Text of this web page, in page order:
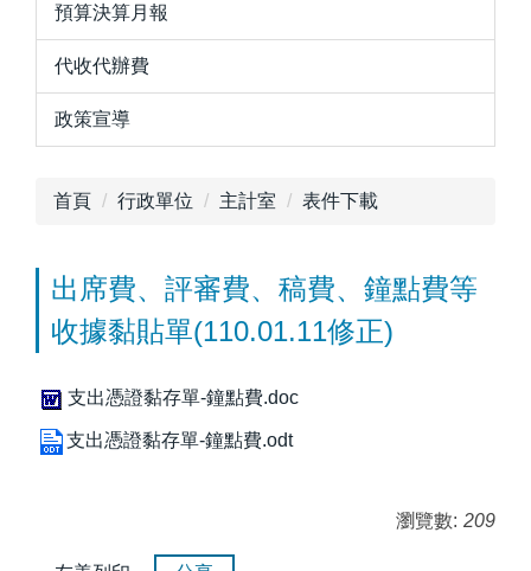
預算決算月報
代收代辦費
政策宣導
首頁 行政單位 主計室 表件下載
出席費、評審費、稿費、鐘點費等
收據黏貼單(110.01.11修正)
支出憑證黏存單-鐘點費.doc
支出憑證黏存單-鐘點費.odt
瀏覽數: 209